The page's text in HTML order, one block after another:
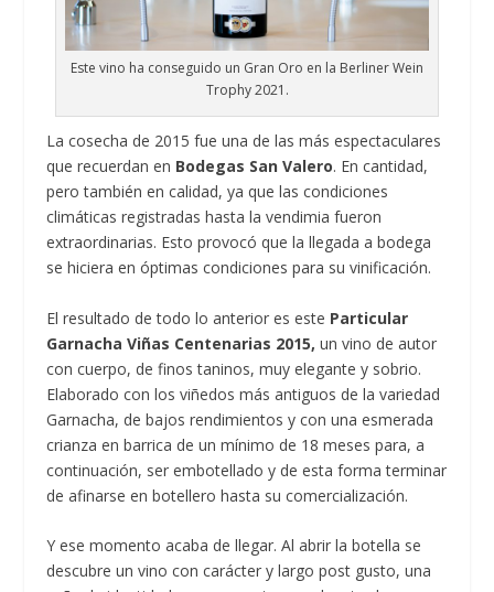
Este vino ha conseguido un Gran Oro en la Berliner Wein
Trophy 2021.
La cosecha de 2015 fue una de las más espectaculares
que recuerdan en Bodegas San Valero. En cantidad,
pero también en calidad, ya que las condiciones
climáticas registradas hasta la vendimia fueron
extraordinarias. Esto provocó que la llegada a bodega
se hiciera en óptimas condiciones para su vinificación.
El resultado de todo lo anterior es este Particular
Garnacha Viñas Centenarias 2015, un vino de autor
con cuerpo, de finos taninos, muy elegante y sobrio.
Elaborado con los viñedos más antiguos de la variedad
Garnacha, de bajos rendimientos y con una esmerada
crianza en barrica de un mínimo de 18 meses para, a
continuación, ser embotellado y de esta forma terminar
de afinarse en botellero hasta su comercialización.
Y ese momento acaba de llegar. Al abrir la botella se
descubre un vino con carácter y largo post gusto, una